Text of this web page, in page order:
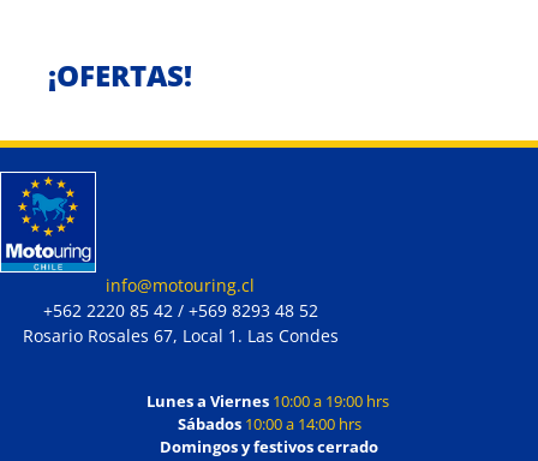
¡OFERTAS!
info@motouring.cl
+562 2220 85 42 / +569 8293 48 52
Rosario Rosales 67, Local 1. Las Condes
Lunes a Viernes 10:00 a 19:00 hrs
Sábados 10:00 a 14:00 hrs
Domingos y festivos cerrado